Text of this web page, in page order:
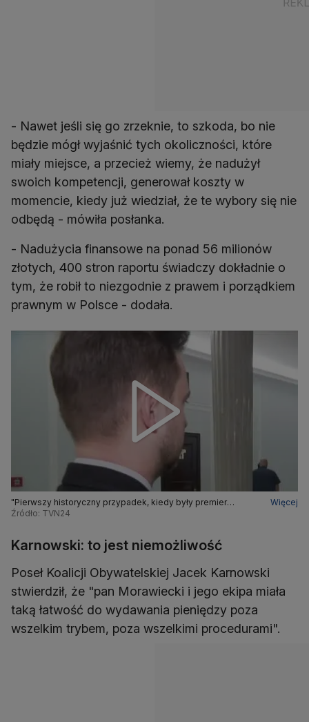
- Nawet jeśli się go zrzeknie, to szkoda, bo nie
będzie mógł wyjaśnić tych okoliczności, które
miały miejsce, a przecież wiemy, że nadużył
swoich kompetencji, generował koszty w
momencie, kiedy już wiedział, że te wybory się nie
odbędą - mówiła posłanka.
- Nadużycia finansowe na ponad 56 milionów
złotych, 400 stron raportu świadczy dokładnie o
tym, że robił to niezgodnie z prawem i porządkiem
prawnym w Polsce - dodała.
"Pierwszy historyczny przypadek, kiedy były premier
zostanie pozbawiony immunitetu"
Więcej
Źródło: TVN24
Karnowski: to jest niemożliwość
Poseł Koalicji Obywatelskiej Jacek Karnowski
stwierdził, że "pan Morawiecki i jego ekipa miała
taką łatwość do wydawania pieniędzy poza
wszelkim trybem, poza wszelkimi procedurami".